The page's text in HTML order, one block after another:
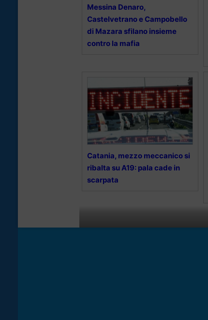
Messina Denaro,
Castelvetrano e Campobello
di Mazara sfilano insieme
contro la mafia
Catania, mezzo meccanico si
ribalta su A19: pala cade in
scarpata